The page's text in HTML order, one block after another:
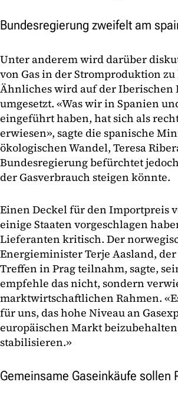
Bundesregierung zweifelt am
Unter anderem wird darüber
von Gas in der Stromproduktion
Ähnliches wird auf der Iberischen
umgesetzt. «Was wir in Spanien
eingeführt haben, hat sich als
erwiesen», sagte die spanische
ökologischen Wandel, Teresa
Bundesregierung befürchtet
der Gasverbrauch steigen könnte.
Einen Deckel für den Importpreis
einige Staaten vorgeschlagen
Lieferanten kritisch. Der
Energieminister Terje Aasland,
Treffen in Prag teilnahm, sagte,
empfehle das nicht, sondern
marktwirtschaftlichen Rahmen.
für uns, das hohe Niveau an
europäischen Markt
stabilisieren.»
Gemeinsame Gaseinkäufe sollen